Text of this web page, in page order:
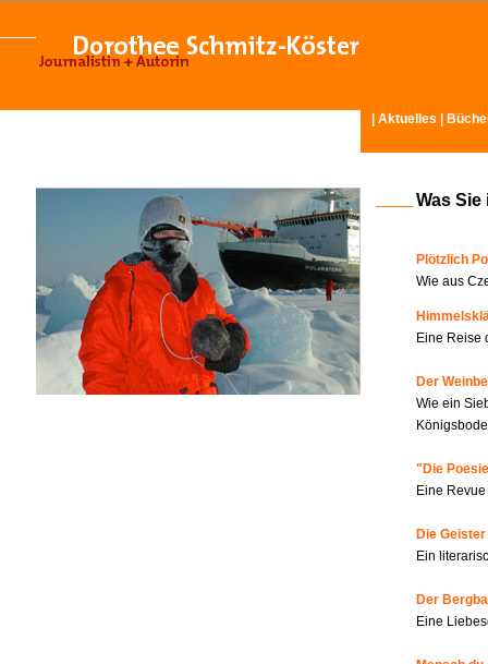
Aktuelles
Was
Plötzlich
Wie aus
Eine Reise
Der
Wie ein
"Die
Eine
Die
Ein
Der
Eine